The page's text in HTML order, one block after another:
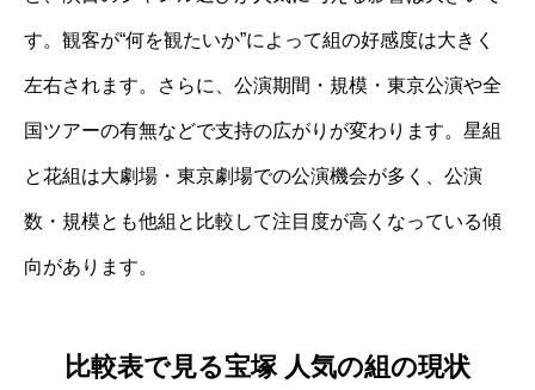
す。観客が“何を観たいか”によって組の好感度は大きく
左右されます。さらに、公演期間・規模・東京公演や全
国ツアーの有無などで支持の広がりが変わります。星組
と花組は大劇場・東京劇場での公演機会が多く、公演
数・規模とも他組と比較して注目度が高くなっている傾
向があります。
比較表で見る宝塚 人気の組の現状